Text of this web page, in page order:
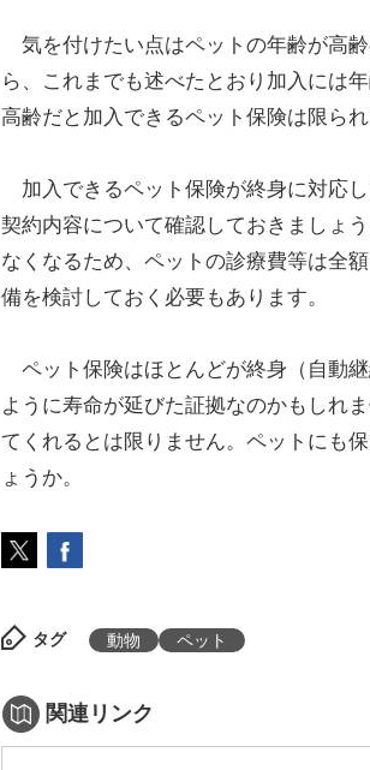
気を付けたい点はペットの年齢が高
ら、これまでも述べたとおり加入には
高齢だと加入できるペット保険は限られ
加入できるペット保険が終身に対応
契約内容について確認しておきましょ
なくなるため、ペットの診療費等は全
備を検討しておく必要もあります。
ペット保険はほとんどが終身（自動
ように寿命が延びた証拠なのかもしれ
てくれるとは限りません。ペットにも
ょうか。
タグ 動物 ペット
関連リンク